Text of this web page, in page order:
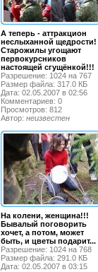
А теперь - аттракцион
неслыханной щедрости!
Старожилы угощают
первокурсников
настоящей сгущёнкой!!!
Разрешение: 1024 на 767
Размер файла: 317.0 КБ
Дата: 02.05.2007 в 02:56
Комментариев: 0
Просмотров: 812
Автор: неизвестен
На колени, женщина!!!
Бывалый поговорить
хочет, а потом, может
быть, и цветы подарит...
Разрешение: 1024 на 768
Размер файла: 291.0 КБ
Дата: 02.05.2007 в 03:15